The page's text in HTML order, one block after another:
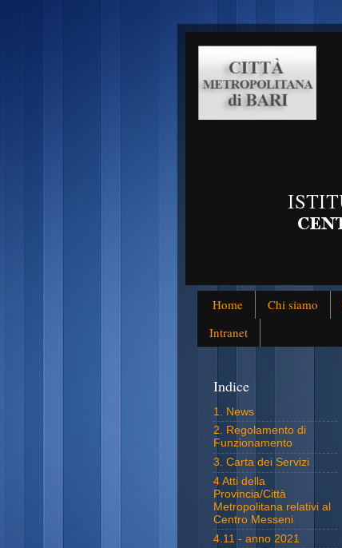
Home Chi siamo
Intranet
Indice
1. News
2. Regolamento di
Funzionamento
3. Carta dei Servizi
4 Atti della
Provincia/Città
Metropolitana relativi al
Centro Messeni
4.11 - anno 2021